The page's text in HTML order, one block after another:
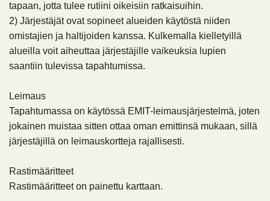
tapaan, jotta tulee rutiini oikeisiin ratkaisuihin.
2) Järjestäjät ovat sopineet alueiden käytöstä niiden
omistajien ja haltijoiden kanssa. Kulkemalla kielletyillä
alueilla voit aiheuttaa järjestäjille vaikeuksia lupien
saantiin tulevissa tapahtumissa.
Leimaus
Tapahtumassa on käytössä EMIT-leimausjärjestelmä, joten
jokainen muistaa sitten ottaa oman emittinsä mukaan, sillä
järjestäjillä on leimauskortteja rajallisesti.
Rastimääritteet
Rastimääritteet on painettu karttaan.